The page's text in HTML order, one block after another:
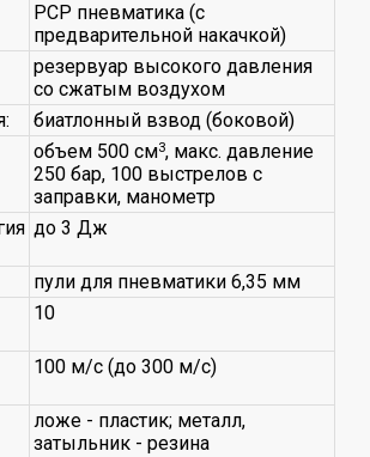
PCP пневматика (с
предварительной накачкой)
резервуар высокого давления
со сжатым воздухом
биатлонный взвод (боковой)
объем 500 см3, макс. давление
250 бар, 100 выстрелов с
заправки, манометр
до 3 Дж
пули для пневматики 6,35 мм
10
100 м/с (до 300 м/с)
ложе - пластик; металл,
затыльник - резина